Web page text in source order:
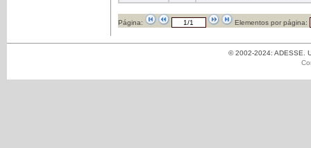
Página: Elementos por página:
© 2002-2024: ADESSE.